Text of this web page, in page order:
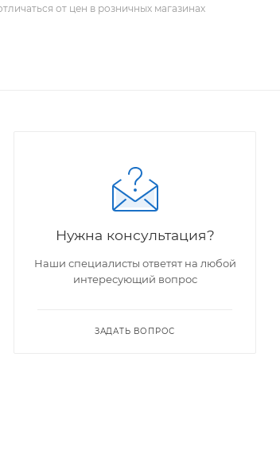
от цен в розничных магазинах
Нужна консультация?
Наши специалисты ответят на любой
интересующий вопрос
ЗАДАТЬ ВОПРОС